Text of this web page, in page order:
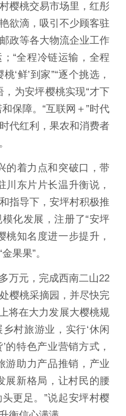
樱桃交易市场里，红彤
欲滴，吸引不少顾客驻
政等各大物流企业工作
“全程冷链运输，全程
‘鲜’到家”“逐个挑选，
为安坪樱桃实现“才下
保障。“互联网＋”时代
代红利，果农和消费者
的着力点和突破口，带
川东片片长温升衡说，
指导下，安坪村积极推
化发展，注册了“安坪
桃知名度进一步提升，
果果”。
万元，完成西南二山22
樱桃采摘园，并尽快完
将在大力发展大樱桃规
村旅游业，实行‘休闲
的特色产业营销方式，
游助力产品推销，产业
展新格局，让村民的腰
更足。”说起安坪村樱